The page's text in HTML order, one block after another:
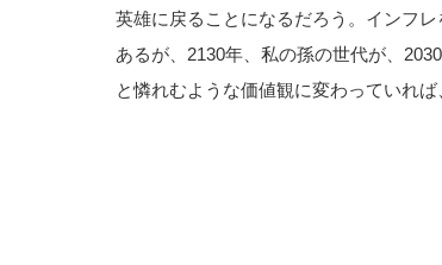
英雄に戻ることになるだろう。インフ
あるが、2130年、私の孫の世代が、
と憐れむような価値観に変わっていれ